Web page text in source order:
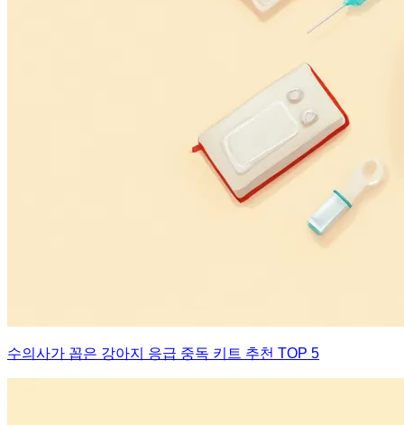
수의사가 꼽은 강아지 응급 중독 키트 추천 TOP 5